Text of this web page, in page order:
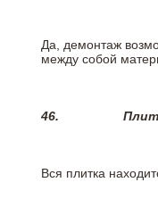
Да, демонтаж
между собой
46.
Вся плитка